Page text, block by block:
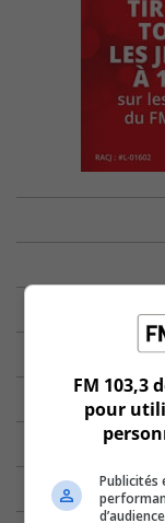
FM 103,3
pour
Publicités